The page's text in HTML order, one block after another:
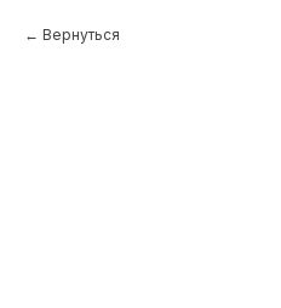
Вернуться